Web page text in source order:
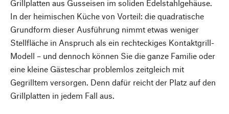
Grillplatten aus Gusseisen im soliden Edelstahlgehäuse.
In der heimischen Küche von Vorteil: die quadratische
Grundform dieser Ausführung nimmt etwas weniger
Stellfläche in Anspruch als ein rechteckiges Kontaktgrill-
Modell – und dennoch können Sie die ganze Familie oder
eine kleine Gästeschar problemlos zeitgleich mit
Gegrilltem versorgen. Denn dafür reicht der Platz auf den
Grillplatten in jedem Fall aus.